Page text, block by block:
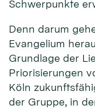
Schwerpunkte
Denn darum
Evangelium
Grundlage der
Priorisierungen
Köln
der Gruppe, in